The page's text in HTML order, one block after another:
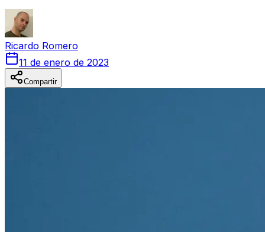
Ricardo Romero
11 de enero de 2023
Compartir